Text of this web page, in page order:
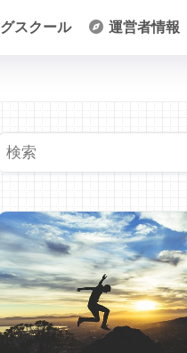
スクール 運営者情報